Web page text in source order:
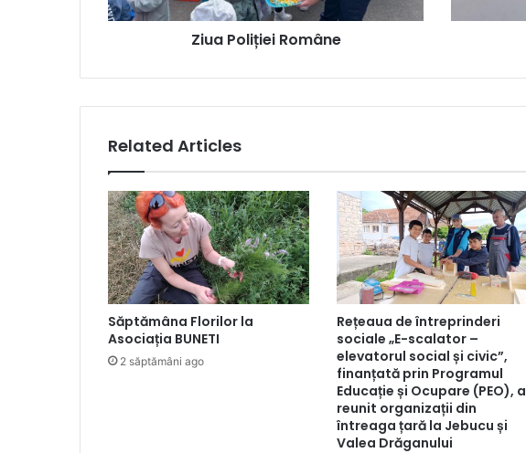
Ziua Poliției Române
Related Articles
Săptămâna Florilor la
Asociația BUNETI
2 săptămâni ago
Rețeaua de întreprinderi
sociale „E-scalator –
elevatorul social și civic”,
finanțată prin Programul
Educație și Ocupare (PEO), a
reunit organizații din
întreaga țară la Jebucu și
Valea Drăganului